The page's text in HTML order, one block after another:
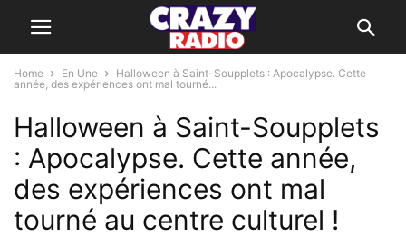
Home En Une
Halloween à Saint-Soupplets : Apocalypse. Cette
année, des expériences ont mal tourné...
Halloween à Saint-Soupplets
: Apocalypse. Cette année,
des expériences ont mal
tourné au centre culturel !